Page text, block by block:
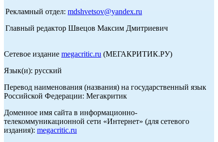
Рекламный отдел: mdshvetsov@yandex.ru
Главный редактор Швецов Максим Дмитриевич
Сетевое издание megacritic.ru (МЕГАКРИТИК.РУ)
Язык(и): русский
Перевод наименования (названия) на государственный язык
Российской Федерации: Мегакритик
Доменное имя сайта в информационно-
телекоммуникационной сети «Интернет» (для сетевого
издания): megacritic.ru